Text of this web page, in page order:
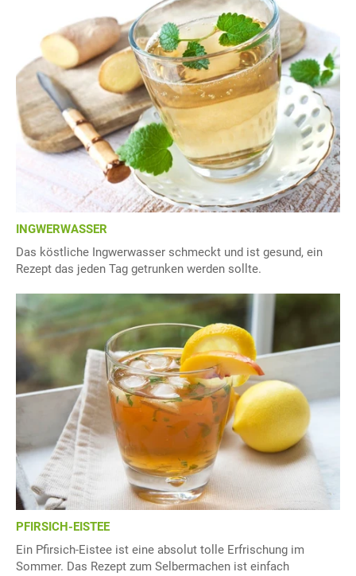
INGWERWASSER
Das köstliche Ingwerwasser schmeckt und ist gesund, ein
Rezept das jeden Tag getrunken werden sollte.
PFIRSICH-EISTEE
Ein Pfirsich-Eistee ist eine absolut tolle Erfrischung im
Sommer. Das Rezept zum Selbermachen ist einfach